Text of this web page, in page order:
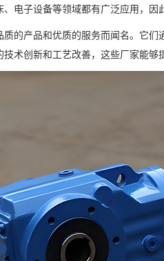
电子设备等领域都有广泛应用，因
的产品和优质的服务而闻名。它
术创新和工艺改善，这些厂家能够